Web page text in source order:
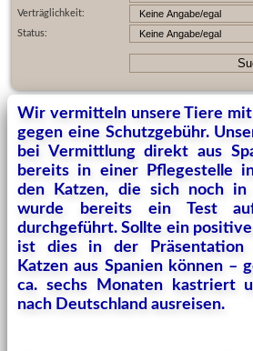
Verträglichkeit:
Status:
Wir vermitteln unsere Tiere
gegen eine Schutzgebühr.
bei Vermittlung direkt aus
bereits in einer Pflegestelle
den Katzen, die sich noch in
wurde bereits ein Test
durchgeführt. Sollte ein
ist dies in der Präsentation
Katzen aus Spanien können –
ca. sechs Monaten kastriert
nach Deutschland ausreisen.